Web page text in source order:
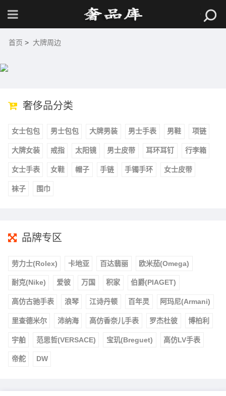
首页 > 大牌周边
奢侈品分类
女士包包 男士包包 大牌男装 男士手表 男鞋 项链
大牌女装 戒指 太阳镜 男士皮带 耳环耳钉 行李箱
女士手表 女鞋 帽子 手链 手镯手环 女士皮带
袜子 围巾
品牌专区
劳力士(Rolex) 卡地亚 百达翡丽 欧米茄(Omega)
耐克(Nike) 爱彼 万国 积家 伯爵(PIAGET)
高仿古驰手表 浪琴 江诗丹顿 百年灵 阿玛尼(Armani)
里查德米尔 沛纳海 高仿香奈儿手表 罗杰杜彼 博柏利
宇舶 范思哲(VERSACE) 宝玑(Breguet) 高仿LV手表
帝舵 DW